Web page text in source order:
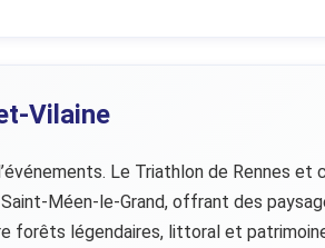
Vilaine
Le Triathlon de Rennes
Méen-le-Grand, offrant des
forêts légendaires, littoral et